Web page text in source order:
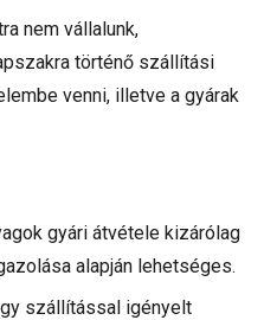
nem vállalunk,
történő szállítási
venni, illetve a gyárak
gyári átvétele kizárólag
alapján lehetséges.
szállítással igényelt